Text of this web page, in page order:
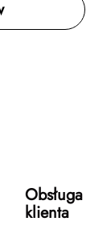
Obsługa
klienta